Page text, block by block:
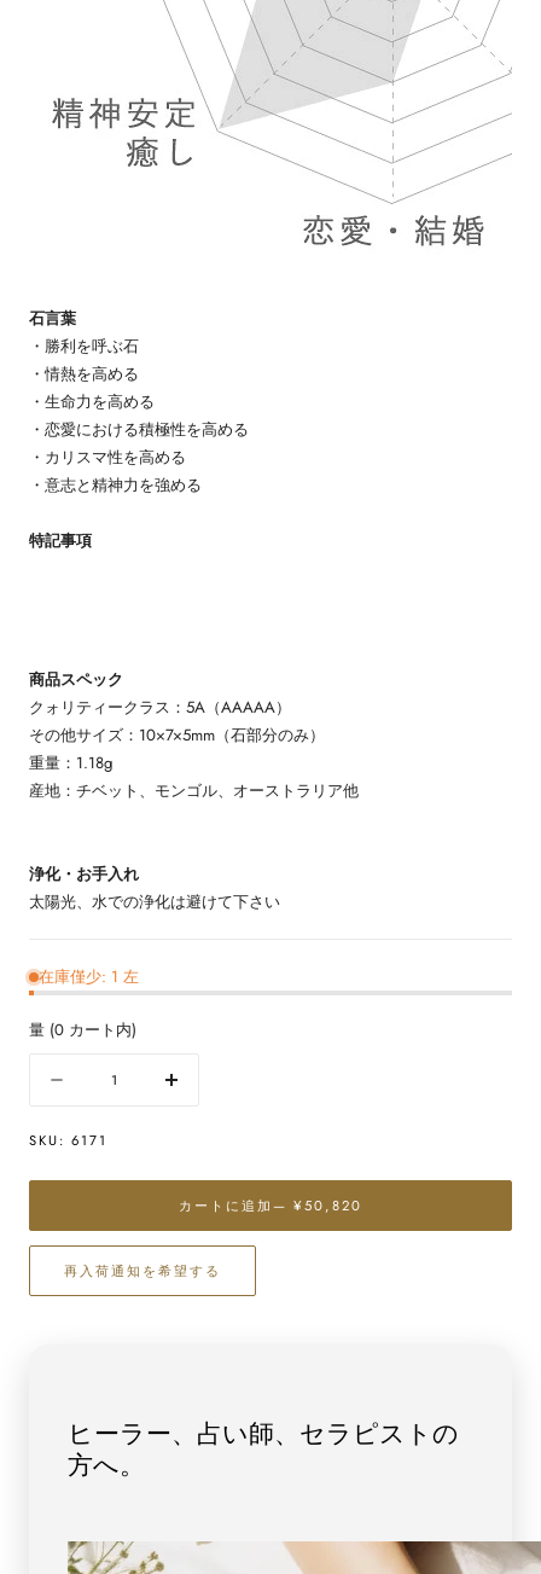
石言葉
・勝利を呼ぶ石
・情熱を高める
・生命力を高める
・恋愛における積極性を高める
・カリスマ性を高める
・意志と精神力を強める
特記事項
商品スペック
クォリティークラス：5A（AAAAA）
その他サイズ：10×7×5mm（石部分のみ）
重量：1.18g
産地：チベット、モンゴル、オーストラリア他
浄化・お手入れ
太陽光、水での浄化は避けて下さい
在庫僅少: 1 左
量 (0 カート内)
を
減
す
ッ
ド）
ペ
ダ
ン
数
増
や
す
ド）
SKU: 6171
カートに追加— ¥50,820
再入荷通知を希望する
ヒーラー、占い師、セラピストの
方へ。